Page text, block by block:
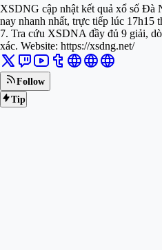
XSDNG cập nhật kết quả xổ số Đà
nay nhanh nhất, trực tiếp lúc 17h15
7. Tra cứu XSDNA đầy đủ 9 giải,
xác. Website: https://xsdng.net/
Follow
Tip